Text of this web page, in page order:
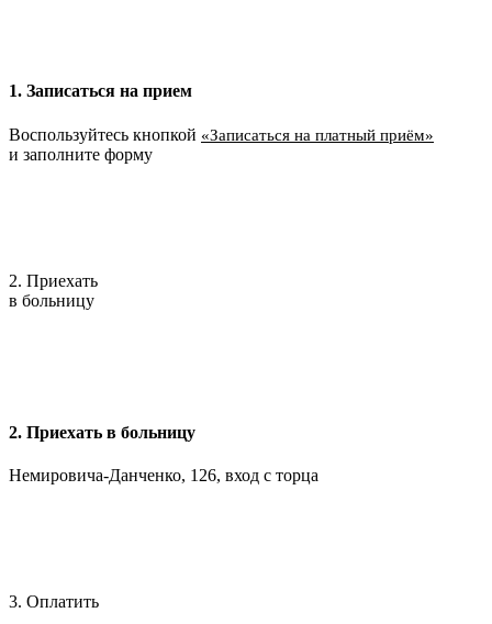
1. Записаться на прием
Воспользуйтесь кнопкой «Записаться на платный приём»
и заполните форму
2. Приехать
в больницу
2. Приехать в больницу
Немировича-Данченко, 126, вход с торца
3. Оплатить